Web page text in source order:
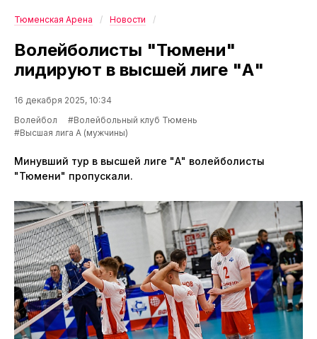
Тюменская Арена Новости
Волейболисты "Тюмени"
лидируют в высшей лиге "А"
16 декабря 2025, 10:34
Волейбол
#Волейбольный клуб Тюмень
#Высшая лига А (мужчины)
Минувший тур в высшей лиге "А" волейболисты
"Тюмени" пропускали.